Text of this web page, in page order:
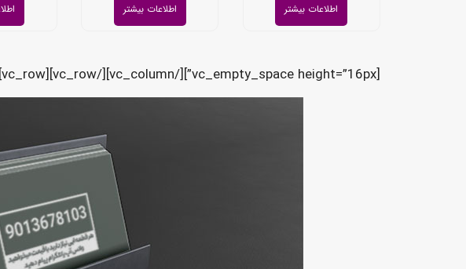
اطلاعات بیشتر اطلاعات بیشتر
[vc_empty_space height=”16px”][/vc_column][/vc_row][vc_row][vc_column][vc_column_text]